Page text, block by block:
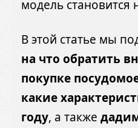
модель становится
В этой статье мы
на что обратить
покупке
какие
году, а также